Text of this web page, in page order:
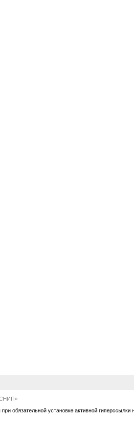
обязательной установке активной гиперссылки